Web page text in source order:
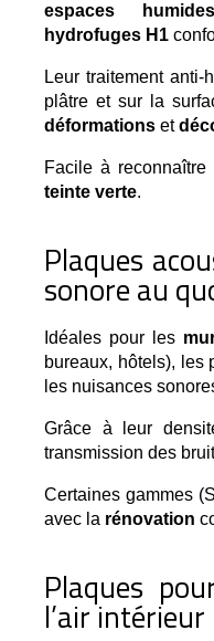
espaces humides
hydrofuges H1
Leur traitement
plâtre et sur la
déformations et
Facile à
teinte verte.
Plaques
sonore au
Idéales pour les
bureaux, hôtels), les
les nuisances
Grâce à leur
transmission des
Certaines gammes
avec la rénovation
Plaques
l’air intérieur